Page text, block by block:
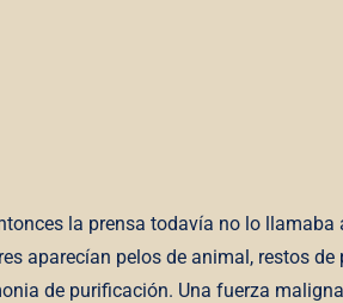
la prensa todavía no lo llamaba
aparecían pelos de animal, restos de
de purificación. Una fuerza